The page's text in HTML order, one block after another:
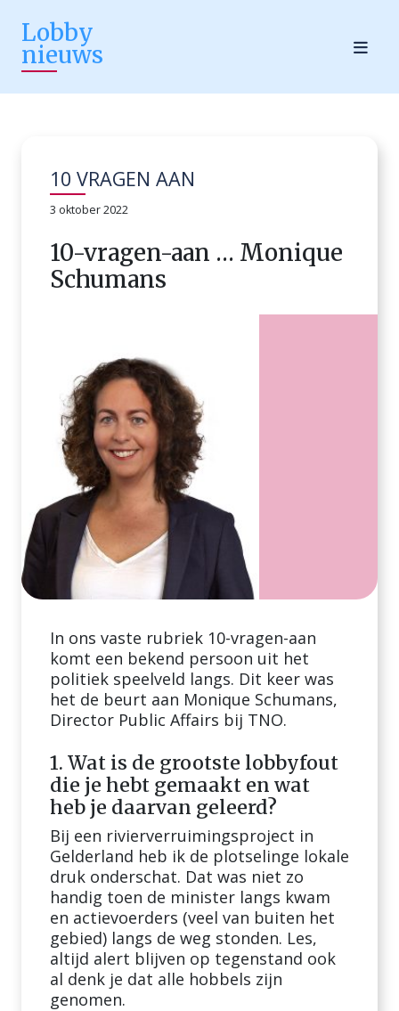
Lobby
nieuws
10 VRAGEN AAN
3 oktober 2022
10-vragen-aan … Monique
Schumans
In ons vaste rubriek 10-vragen-aan
komt een bekend persoon uit het
politiek speelveld langs. Dit keer was
het de beurt aan Monique Schumans,
Director Public Affairs bij TNO.
1. Wat is de grootste lobbyfout
die je hebt gemaakt en wat
heb je daarvan geleerd?
Bij een rivierverruimingsproject in
Gelderland heb ik de plotselinge lokale
druk onderschat. Dat was niet zo
handig toen de minister langs kwam
en actievoerders (veel van buiten het
gebied) langs de weg stonden. Les,
altijd alert blijven op tegenstand ook
al denk je dat alle hobbels zijn
genomen.